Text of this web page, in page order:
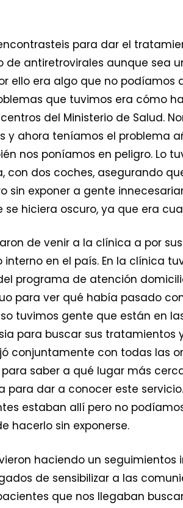
para dar el
de antiretrovirales aunque sea
ello era algo que no podíamos
que tuvimos era cómo
del Ministerio de Salud.
y ahora teníamos el problema
nos poníamos en peligro. Lo
con dos coches, asegurando
sin exponer a gente
se hiciera oscuro, ya que era
de venir a la clínica a por
en el país. En la clínica
programa de atención
para ver qué había pasado
tuvimos gente que están en
para buscar sus tratamientos
conjuntamente con todas las
saber a qué lugar más
para dar a conocer este
estaban allí pero no
hacerlo sin exponerse.
haciendo un
de sensibilizar a las
que nos llegaban